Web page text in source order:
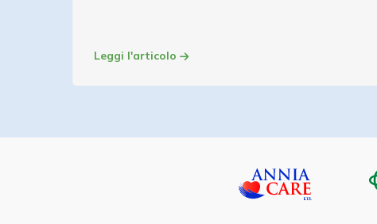
Leggi l'articolo